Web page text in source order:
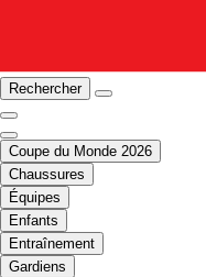
Rechercher
Coupe du Monde 2026
Chaussures
Équipes
Enfants
Entraînement
Gardiens